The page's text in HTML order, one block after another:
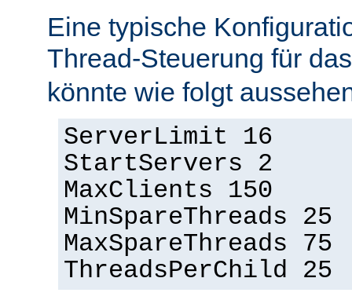
Eine typische
Thread-Steuerung für
könnte wie folgt
ServerLimit 16
StartServers 2
MaxClients 150
MinSpareThreads 25
MaxSpareThreads 75
ThreadsPerChild 25